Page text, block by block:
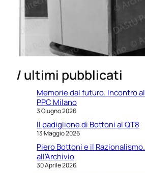
/ ultimi pubblicati
Memorie dal futuro. Incontro
PPC Milano
3 Giugno 2026
Il padiglione di Bottoni al QT8
13 Maggio 2026
Piero Bottoni e il
all’Archivio
30 Aprile 2026